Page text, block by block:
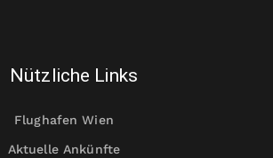
Nützliche Links
Flughafen Wien
Aktuelle Ankünfte